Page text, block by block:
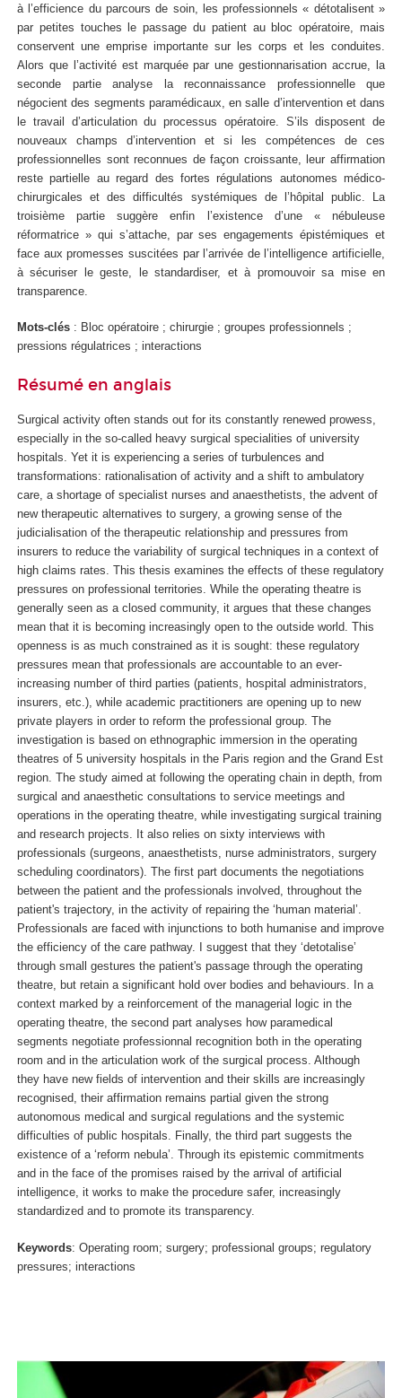
à l’efficience du parcours de soin, les professionnels « détotalisent »
par petites touches le passage du patient au bloc opératoire, mais
conservent une emprise importante sur les corps et les conduites.
Alors que l’activité est marquée par une gestionnarisation accrue, la
seconde partie analyse la reconnaissance professionnelle que
négocient des segments paramédicaux, en salle d’intervention et dans
le travail d’articulation du processus opératoire. S’ils disposent de
nouveaux champs d’intervention et si les compétences de ces
professionnelles sont reconnues de façon croissante, leur affirmation
reste partielle au regard des fortes régulations autonomes médico-
chirurgicales et des difficultés systémiques de l’hôpital public. La
troisième partie suggère enfin l’existence d’une « nébuleuse
réformatrice » qui s’attache, par ses engagements épistémiques et
face aux promesses suscitées par l’arrivée de l’intelligence artificielle,
à sécuriser le geste, le standardiser, et à promouvoir sa mise en
transparence.
Mots-clés : Bloc opératoire ; chirurgie ; groupes professionnels ;
pressions régulatrices ; interactions
Résumé en anglais
Surgical activity often stands out for its constantly renewed prowess,
especially in the so-called heavy surgical specialities of university
hospitals. Yet it is experiencing a series of turbulences and
transformations: rationalisation of activity and a shift to ambulatory
care, a shortage of specialist nurses and anaesthetists, the advent of
new therapeutic alternatives to surgery, a growing sense of the
judicialisation of the therapeutic relationship and pressures from
insurers to reduce the variability of surgical techniques in a context of
high claims rates. This thesis examines the effects of these regulatory
pressures on professional territories. While the operating theatre is
generally seen as a closed community, it argues that these changes
mean that it is becoming increasingly open to the outside world. This
openness is as much constrained as it is sought: these regulatory
pressures mean that professionals are accountable to an ever-
increasing number of third parties (patients, hospital administrators,
insurers, etc.), while academic practitioners are opening up to new
private players in order to reform the professional group. The
investigation is based on ethnographic immersion in the operating
theatres of 5 university hospitals in the Paris region and the Grand Est
region. The study aimed at following the operating chain in depth, from
surgical and anaesthetic consultations to service meetings and
operations in the operating theatre, while investigating surgical training
and research projects. It also relies on sixty interviews with
professionals (surgeons, anaesthetists, nurse administrators, surgery
scheduling coordinators). The first part documents the negotiations
between the patient and the professionals involved, throughout the
patient's trajectory, in the activity of repairing the ‘human material’.
Professionals are faced with injunctions to both humanise and improve
the efficiency of the care pathway. I suggest that they ‘detotalise’
through small gestures the patient's passage through the operating
theatre, but retain a significant hold over bodies and behaviours. In a
context marked by a reinforcement of the managerial logic in the
operating theatre, the second part analyses how paramedical
segments negotiate professionnal recognition both in the operating
room and in the articulation work of the surgical process. Although
they have new fields of intervention and their skills are increasingly
recognised, their affirmation remains partial given the strong
autonomous medical and surgical regulations and the systemic
difficulties of public hospitals. Finally, the third part suggests the
existence of a ‘reform nebula’. Through its epistemic commitments
and in the face of the promises raised by the arrival of artificial
intelligence, it works to make the procedure safer, increasingly
standardized and to promote its transparency.
Keywords: Operating room; surgery; professional groups; regulatory
pressures; interactions